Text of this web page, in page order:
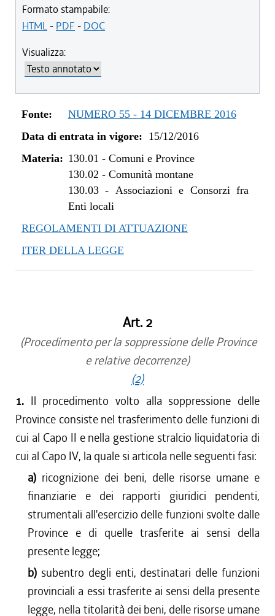
dal 01/01/2020 al 30/06/2020
dal 19/12/2019 al 31/12/2019
dal 01/01/2019 al 30/04/2019
dal 08/11/2018 al 31/12/2018
dal 16/08/2018 al 07/11/2018
dal 05/01/2018 al 15/08/2018
dal 28/09/2017 al 10/11/2017
dal 10/08/2017 al 27/09/2017
dal 27/04/2017 al 09/08/2017
dal 09/01/2017 al 26/04/2017
dal 15/12/2016 al 08/01/2017
Formato stampabile:
HTML- PDF - DOC
Visualizza:
Fonte:
NUMERO 55 - 14 DICEMBRE 2016
Data di entrata in vigore: 15/12/2016
Materia: 130.01 - Comuni e Province
130.02 - Comunità montane
130.03- Associazioni e Consorzi fra
Enti locali
REGOLAMENTI DI ATTUAZIONE
ITER DELLA LEGGE
Art. 2
(Procedimento per la soppressione delle Province
e relative decorrenze)
(2)
1. Il procedimento volto alla soppressione delle
Province consiste nel trasferimento delle funzioni di
cui al Capo II e nella gestione stralcio liquidatoria di
cui al Capo IV, la quale si articola nelle seguenti fasi:
a) ricognizione dei beni, delle risorse umane e
finanziarie e dei rapporti giuridici pendenti,
strumentali all'esercizio delle funzioni svolte dalle
Province e di quelle trasferite ai sensi della
presente legge;
b) subentro degli enti, destinatari delle funzioni
provinciali a essi trasferite ai sensi della presente
legge, nella titolarità dei beni, delle risorse umane